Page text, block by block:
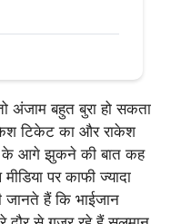
अंजाम बहुत बुरा हो सकता
टिकेट का और राकेश
के आगे झुकने की बात कह
पर काफी ज्यादा
हैं कि भाईजान